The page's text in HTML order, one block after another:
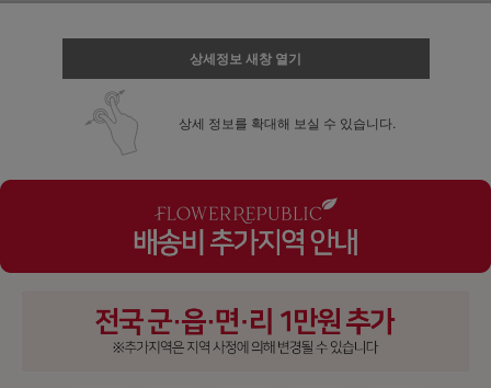
상세정보 새창 열기
상세 정보를 확대해 보실 수 있습니다.